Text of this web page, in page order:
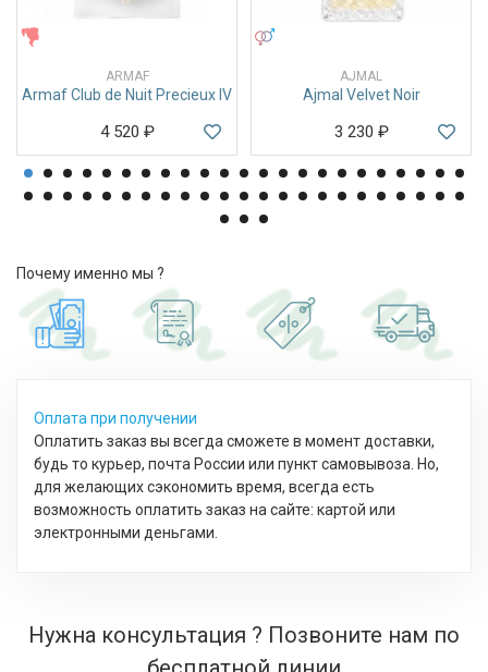
ARMAF
Armaf Club de Nuit Precieux IV
4 520 ₽
AJMAL
Ajmal Velvet Noir
3 230 ₽
Почему именно мы ?
Оплата при получении
Оплатить заказ вы всегда сможете в момент доставки,
будь то курьер, почта России или пункт самовывоза. Но,
для желающих сэкономить время, всегда есть
возможность оплатить заказ на сайте: картой или
электронными деньгами.
Нужна консультация ? Позвоните нам по